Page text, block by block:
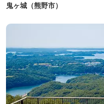
鬼ヶ城（熊野市）